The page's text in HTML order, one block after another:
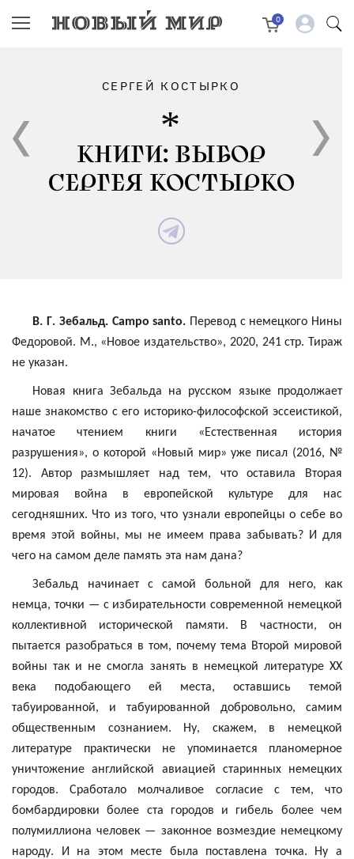
0
СЕРГЕЙ КОСТЫРКО
КНИГИ: ВЫБОР
СЕРГЕЯ КОСТЫРКО
В. Г. Зебальд. Camposanto. Перевод с немецкого Нины
Федоровой. М., «Новое издательство», 2020, 241 стр. Тираж
не указан.
Новая книга Зебальда на русском языке продолжает
наше знакомство с его историко-философской эссеистикой,
начатое чтением книги «Естественная история
разрушения», о которой «Новый мир» уже писал (2016, №
12). Автор размышляет над тем, что оставила Вторая
мировая война в европейской культуре для нас
сегодняшних. Что из того, что узнали европейцы о себе во
время этой войны, мы не имеем права забывать? И для
чего на самом деле память эта нам дана?
Зебальд начинает с самой больной для него, как
немца, точки — с избирательности современной немецкой
коллективной исторической памяти. В частности, он
пытается разобраться в том, почему тема Второй мировой
войны так и не смогла занять в немецкой литературе ХХ
века подобающего ей места, оставшись темой
табуированной, и табуированной добровольно, самим
общественным сознанием. Ну, скажем, в немецкой
литературе практически не упоминается планомерное
уничтожение английской авиацией старинных немецких
городов. Сработало молчаливое согласие с тем, что
бомбардировки более ста городов и гибель более чем
полумиллиона человек — законное возмездие немецкому
народу. И на этом месте была поставлена точка. Ну а